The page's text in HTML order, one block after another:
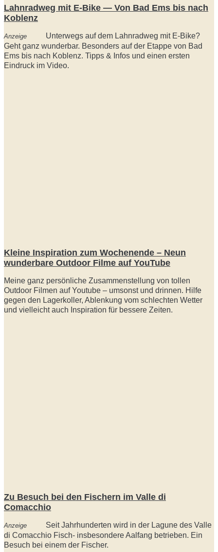
Lahnradweg mit E-Bike — Von Bad Ems bis nach
Koblenz
Anzeige
Unterwegs auf dem Lahnradweg mit E-Bike?
Geht ganz wunderbar. Besonders auf der Etappe von Bad
Ems bis nach Koblenz. Tipps & Infos und einen ersten
Eindruck im Video.
Kleine Inspiration zum Wochenende – Neun
wunderbare Outdoor Filme auf YouTube
Meine ganz persönliche Zusammenstellung von tollen
Outdoor Filmen auf Youtube – umsonst und drinnen. Hilfe
gegen den Lagerkoller, Ablenkung vom schlechten Wetter
und vielleicht auch Inspiration für bessere Zeiten.
Zu Besuch bei den Fischern im Valle di
Comacchio
Anzeige
Seit Jahrhunderten wird in der Lagune des Valle
di Comacchio Fisch- insbesondere Aalfang betrieben. Ein
Besuch bei einem der Fischer.